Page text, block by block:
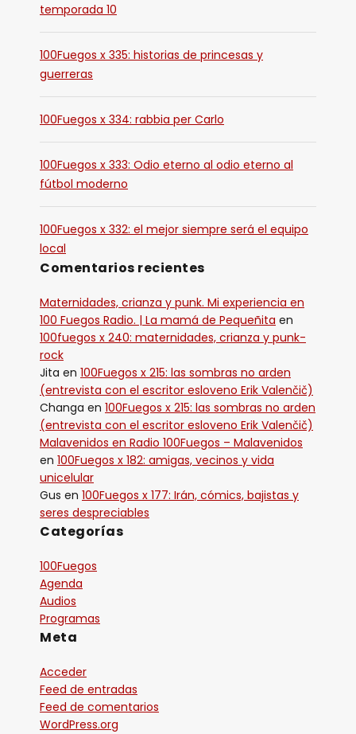
temporada 10
100Fuegos x 335: historias de princesas y
guerreras
100Fuegos x 334: rabbia per Carlo
100Fuegos x 333: Odio eterno al odio eterno al
fútbol moderno
100Fuegos x 332: el mejor siempre será el equipo
local
Comentarios recientes
Maternidades, crianza y punk. Mi experiencia en
100 Fuegos Radio. | La mamá de Pequeñita en
100fuegos x 240: maternidades, crianza y punk-
rock
Jita en 100Fuegos x 215: las sombras no arden
(entrevista con el escritor esloveno Erik Valenčič)
Changa en 100Fuegos x 215: las sombras no arden
(entrevista con el escritor esloveno Erik Valenčič)
Malavenidos en Radio 100Fuegos – Malavenidos
en 100Fuegos x 182: amigas, vecinos y vida
unicelular
Gus en 100Fuegos x 177: Irán, cómics, bajistas y
seres despreciables
Categorías
100Fuegos
Agenda
Audios
Programas
Meta
Acceder
Feed de entradas
Feed de comentarios
WordPress.org